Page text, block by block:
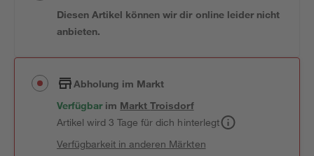
Diesen Artikel können wir dir online leider nicht
anbieten.
Abholung im Markt
Verfügbar im MarktTroisdorf
Artikel wird 3 Tage für dich hinterlegt
Verfügbarkeit in anderen Märkten